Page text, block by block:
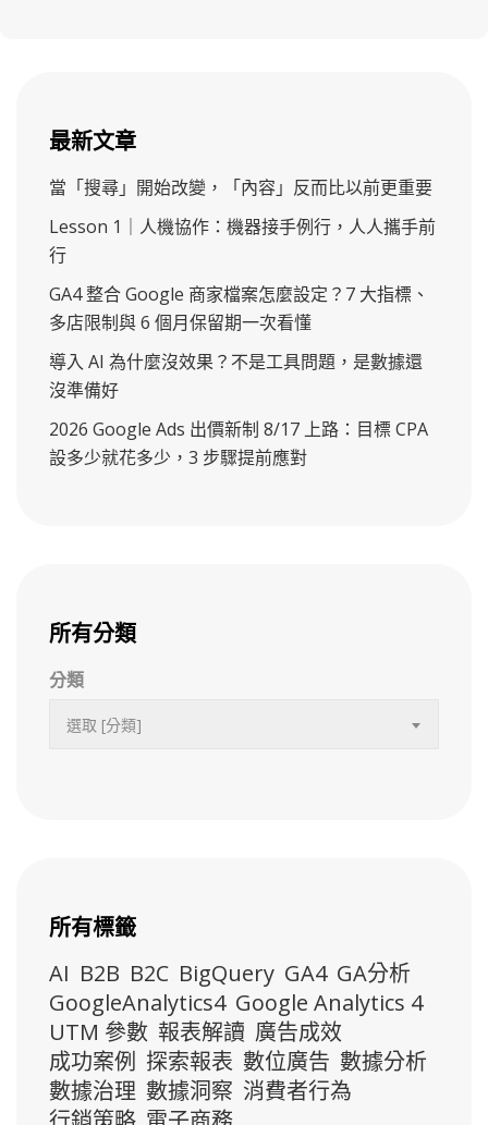
最新文章
當「搜尋」開始改變，「內容」反而比以前更重要
Lesson 1｜人機協作：機器接手例行，人人攜手前
行
GA4 整合 Google 商家檔案怎麼設定？7 大指標、
多店限制與 6 個月保留期一次看懂
導入 AI 為什麼沒效果？不是工具問題，是數據還
沒準備好
2026 Google Ads 出價新制 8/17 上路：目標 CPA
設多少就花多少，3 步驟提前應對
所有分類
分類
選取 [分類]
所有標籤
AI B2B B2C BigQuery GA4 GA分析
GoogleAnalytics4 Google Analytics 4
UTM 參數 報表解讀 廣告成效
成功案例 探索報表 數位廣告 數據分析
數據治理 數據洞察 消費者行為